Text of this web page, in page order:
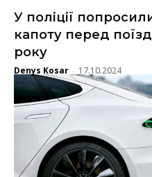
У поліції
капоту перед
року
Denys Kosar - 17.10.2024